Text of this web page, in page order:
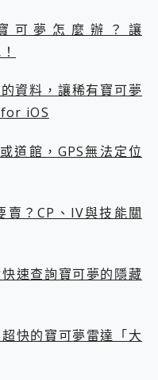
可夢怎麼辦？讓
資料，讓稀有寶可夢
for iOS
道館，GPS無法定位
賣？CP、IV與技能關
速查詢寶可夢的隱藏
快的寶可夢雷達「大